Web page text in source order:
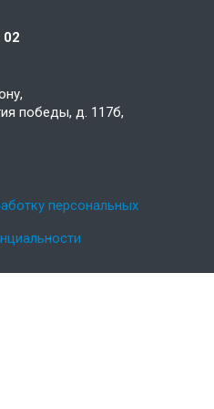
02
победы, д. 117б,
персональных